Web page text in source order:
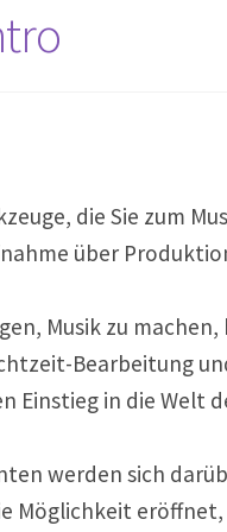
die Sie zum
über
Musik zu
Bearbeitung
Einstieg in die Welt
werden sich
Möglichkeit